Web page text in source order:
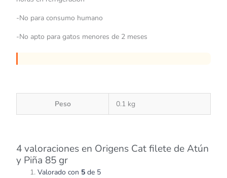
-No para consumo humano
-No apto para gatos menores de 2 meses
Peso 0.1 kg
4 valoraciones en Origens Cat filete de Atún
y Piña 85 gr
Valorado con 5 de 5